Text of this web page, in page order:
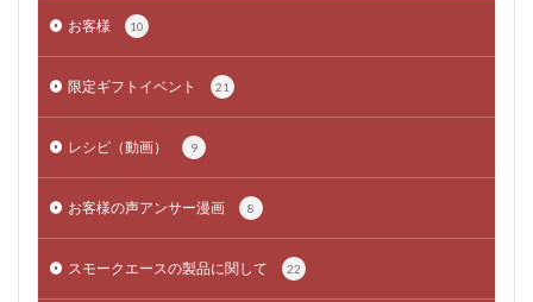
お客様 10
限定ギフトイベント 21
レシピ（動画） 9
お客様の声アンサー漫画 8
スモークエースの製品に関して 22